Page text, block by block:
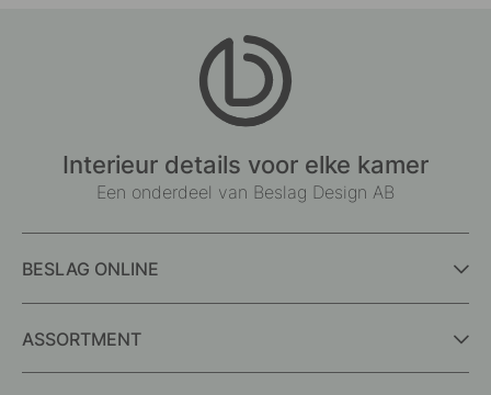
Interieur details voor elke kamer
Een onderdeel van Beslag Design AB
BESLAG ONLINE
ASSORTMENT